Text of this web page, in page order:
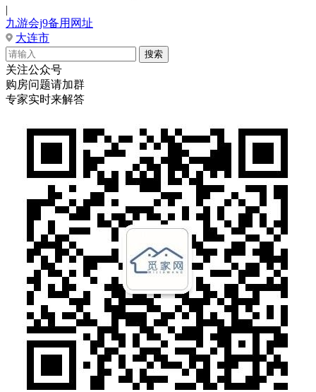
|
九游会j9备用网址
大连市
关注公众号
购房问题请加群
专家实时来解答